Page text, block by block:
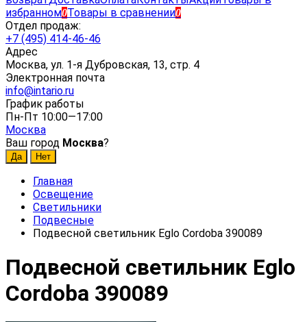
избранном0Товары в сравнении0
Отдел продаж:
+7 (495) 414-46-46
Адрес
Москва, ул. 1-я Дубровская, 13, стр. 4
Электронная почта
info@intario.ru
График работы
Пн-Пт 10:00—17:00
Москва
Ваш город Москва?
Главная
Освещение
Светильники
Подвесные
Подвесной светильник Eglo Cordoba 390089
Подвесной светильник Eglo
Cordoba 390089